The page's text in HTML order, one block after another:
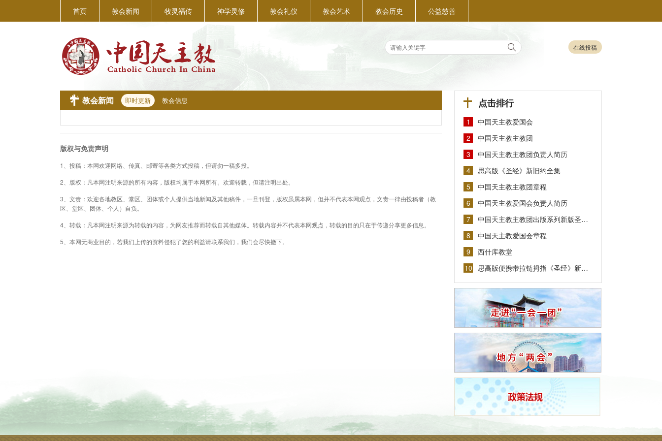
首页 教会新闻 牧灵福传 神学灵修 教会礼仪 教会艺术 教会历史 公益慈善
在线投稿
教会新闻 即时更新 教会信息
版权与免责声明
1、投稿：本网欢迎网络、传真、邮寄等各类方式投稿，但请勿一稿多投。
2、版权：凡本网注明来源的所有内容，版权均属于本网所有。欢迎转载，但请注明出处。
3、文责：欢迎各地教区、堂区、团体或个人提供当地新闻及其他稿件，一旦刊登，版权虽属本网，但并不代表本网观点，文责一律由投稿者（教
区、堂区、团体、个人）自负。
4、转载：凡本网注明来源为转载的内容，为网友推荐而转载自其他媒体。转载内容并不代表本网观点，转载的目的只在于传递分享更多信息。
5、本网无商业目的，若我们上传的资料侵犯了您的利益请联系我们，我们会尽快撤下。
点击排行
1
中国天主教爱国会
2
中国天主教主教团
3
中国天主教主教团负责人简历
4
思高版《圣经》新旧约全集
5
中国天主教主教团章程
6
中国天主教爱国会负责人简历
7
中国天主教主教团出版系列新版圣…
8
中国天主教爱国会章程
9
西什库教堂
10 思高版便携带拉链拇指《圣经》新…